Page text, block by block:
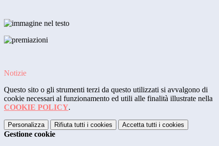
Notizie
Questo sito o gli strumenti terzi da questo utilizzati si avvalgono di
cookie necessari al funzionamento ed utili alle finalità illustrate nella
COOKIE POLICY.
Personalizza Rifiuta tutti i cookies Accetta tutti i cookies
Gestione cookie